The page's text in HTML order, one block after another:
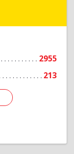
2955
213